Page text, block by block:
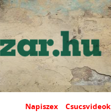
Napiszex Csucsvideok